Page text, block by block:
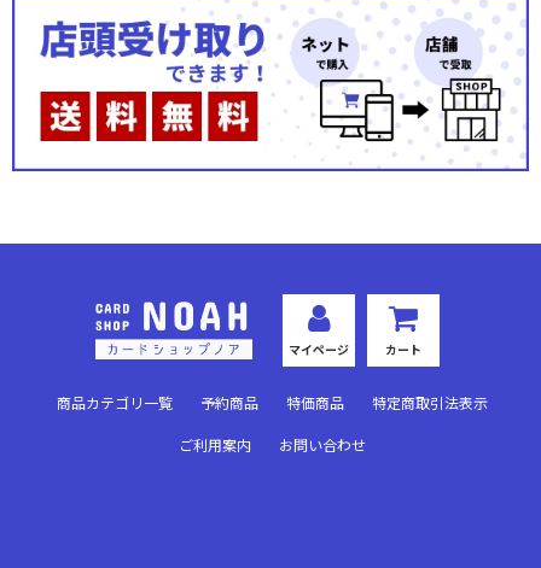
「東京喰種トーキョーグール」シリーズ
カグラバチ
To LOVEる-とらぶる- Memory of Heroines
ヱヴァンゲリヲン新劇場版
アークナイツ Vol.2
SAKAMOTO DAYS
〈物語〉シリーズ
るろうに剣心 －明治剣客浪漫譚－
マイページ カート
商品カテゴリ一覧 予約商品 特価商品 特定商取引法表示
ご利用案内 お問い合わせ